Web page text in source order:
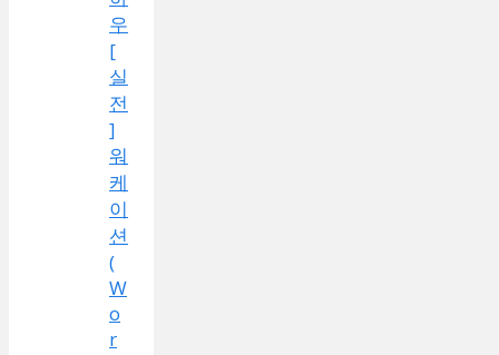
우
[
실
전
]
워
케
이
션
(
W
o
r